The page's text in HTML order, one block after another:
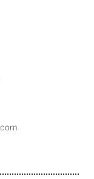
com